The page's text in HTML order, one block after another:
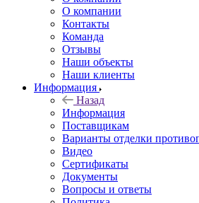
О компании
Контакты
Команда
Отзывы
Наши объекты
Наши клиенты
Информация
Назад
Информация
Поставщикам
Варианты отделки
Видео
Сертификаты
Документы
Вопросы и ответы